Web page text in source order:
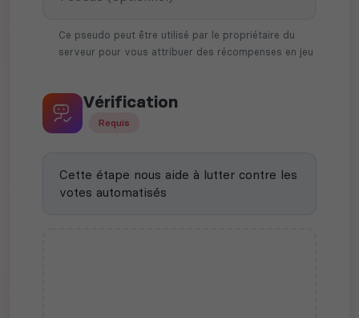
Ce pseudo peut être utilisé par le propriétaire du
serveur pour vous attribuer des récompenses en jeu
Vérification
Requis
Cette étape nous aide à lutter contre les
votes automatisés